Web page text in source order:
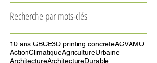
septembre 2025 (5)5 posts
août 2025 (4)4 posts
Recherche par mots-clés